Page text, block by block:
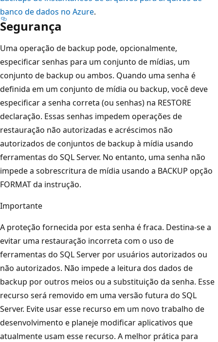
banco de dados no Azure.
Segurança
Uma operação de backup pode, opcionalmente,
especificar senhas para um conjunto de mídias, um
conjunto de backup ou ambos. Quando uma senha é
definida em um conjunto de mídia ou backup, você deve
especificar a senha correta (ou senhas) na RESTORE
declaração. Essas senhas impedem operações de
restauração não autorizadas e acréscimos não
autorizados de conjuntos de backup à mídia usando
ferramentas do SQL Server. No entanto, uma senha não
impede a sobrescritura de mídia usando a BACKUP opção
FORMAT da instrução.
Importante
A proteção fornecida por esta senha é fraca. Destina-se a
evitar uma restauração incorreta com o uso de
ferramentas do SQL Server por usuários autorizados ou
não autorizados. Não impede a leitura dos dados de
backup por outros meios ou a substituição da senha. Esse
recurso será removido em uma versão futura do SQL
Server. Evite usar esse recurso em um novo trabalho de
desenvolvimento e planeje modificar aplicativos que
atualmente usam esse recurso. A melhor prática para